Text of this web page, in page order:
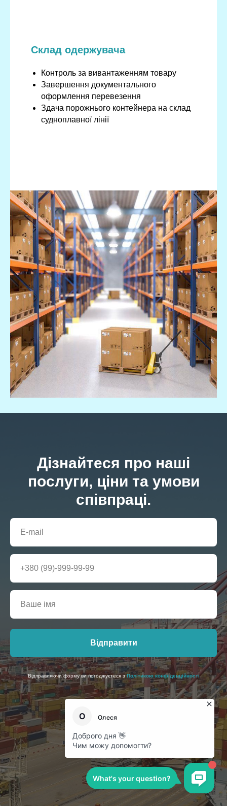
Склад одержувача
Контроль за вивантаженням товару
Завершення документального
оформлення перевезення
Здача порожнього контейнера на склад
судноплавної лінії
Дізнайтеся про наші
послуги, ціни та умови
співпраці.
Відправити
Відправляючи форму ви погоджуєтеся зПолітикою конфіденційності